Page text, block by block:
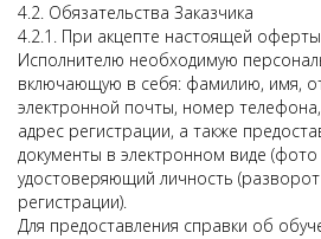
4.2. Обязательства Заказчика
4.2.1. При акцепте настоящей
Исполнителю необходимую
включающую в себя: фамилию, имя,
электронной почты, номер
адрес регистрации, а также
документы в электронном виде (фото
удостоверяющий личность
регистрации).
Для предоставления справки об